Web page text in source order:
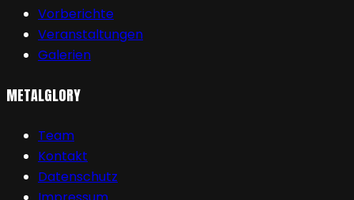
Vorberichte
Veranstaltungen
Galerien
METALGLORY
Team
Kontakt
Datenschutz